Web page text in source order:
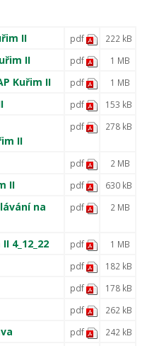
II pdf 222 kB
II pdf 1 MB
Kuřim II pdf 1 MB
pdf 153 kB
II
pdf 278 kB
pdf 2 MB
II pdf 630 kB
na
pdf 2 MB
4_12_22 pdf 1 MB
pdf 182 kB
pdf 178 kB
pdf 262 kB
pdf 242 kB